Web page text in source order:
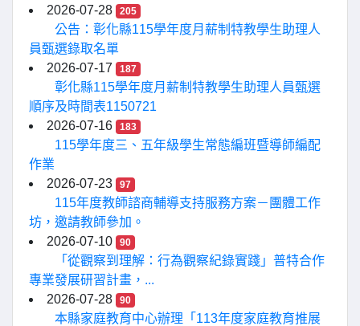
2026-07-28
205
公告：彰化縣115學年度月薪制特教學生助理人
員甄選錄取名單
2026-07-17
187
彰化縣115學年度月薪制特教學生助理人員甄選
順序及時間表1150721
2026-07-16
183
115學年度三、五年級學生常態編班暨導師編配
作業
2026-07-23
97
115年度教師諮商輔導支持服務方案－團體工作
坊，邀請教師參加。
2026-07-10
90
「從觀察到理解：行為觀察紀錄實踐」普特合作
專業發展研習計畫，...
2026-07-28
90
本縣家庭教育中心辦理「113年度家庭教育推展